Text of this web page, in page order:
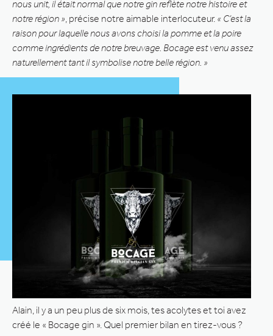
nous unit, il était normal que notre gin reflète notre histoire et
notre région » , précise notre aimable interlocuteur. « C’est la
raison pour laquelle nous avons choisi la pomme et la poire
comme ingrédients de notre breuvage. Bocage est venu assez
naturellement tant il symbolise notre belle région. »
Alain, il y a un peu plus de six mois, tes acolytes et toi avez
créé le « Bocage gin ». Quel premier bilan en tirez-vous ?